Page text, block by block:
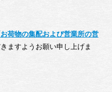
お荷物の集配および営業所の営
ますようお願い申し上げま